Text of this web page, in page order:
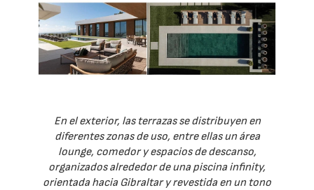
En el exterior, las terrazas se distribuyen en
diferentes zonas de uso, entre ellas un área
lounge, comedor y espacios de descanso,
organizados alrededor de una piscina infinity,
orientada hacia Gibraltar y revestida en un tono